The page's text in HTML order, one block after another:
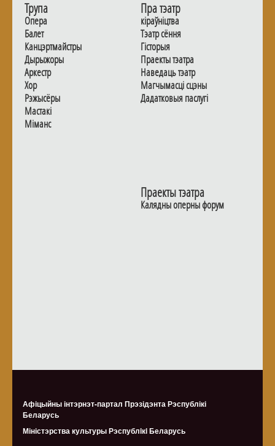
Трупа
Опера
Балет
Канцэртмайстры
Дырыжоры
Аркестр
Хор
Рэжысёры
Мастакі
Мiманс
Пра тэатр
кіраўніцтва
Тэатр сёння
Гiсторыя
Праекты тэатра
Наведаць тэатр
Магчымасцi сцэны
Дадаткoвыя паслугi
Праекты тэатра
Калядны оперны форум
Афіцыйны інтэрнэт-партал Прэзідэнта Рэспублікі
Беларусь
Міністэрства культуры Рэспублiкi Беларусь